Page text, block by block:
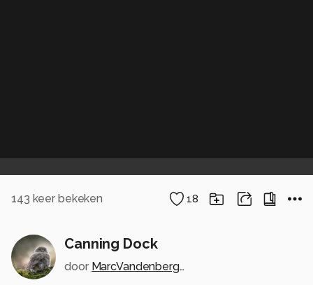
143 keer bekeken 18
Canning Dock
door MarcVandenberghe